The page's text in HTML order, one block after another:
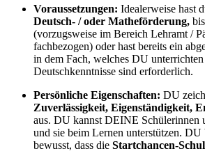
Voraussetzungen: Idealerweise hast
Deutsch- / oder Matheförderung,
(vorzugsweise im Bereich Lehramt /
fachbezogen) oder hast bereits ein
in dem Fach, welches DU
Deutschkenntnisse sind erforderlich.
Persönliche Eigenschaften: DU
Zuverlässigkeit, Eigenständigkeit,
aus. DU kannst DEINE Schülerinnen
und sie beim Lernen unterstützen.
bewusst, dass die Startchancen-